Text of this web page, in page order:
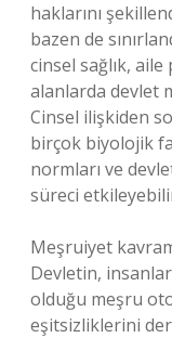
haklarını
bazen de
cinsel sağlık,
alanlarda devlet
Cinsel ilişkiden
birçok biyolojik
normları ve
süreci
Meşruiyet
Devletin,
olduğu meşru
eşitsizliklerini